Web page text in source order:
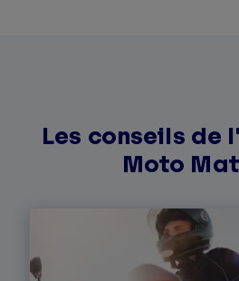
Les conseils de
Moto